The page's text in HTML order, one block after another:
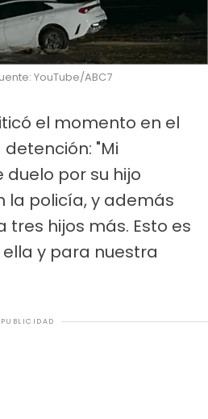
YouTube/ABC7
el momento en el
"Mi
por su hijo
la policía, y además
tres hijos más. Esto es
y para nuestra
PUBLICIDAD